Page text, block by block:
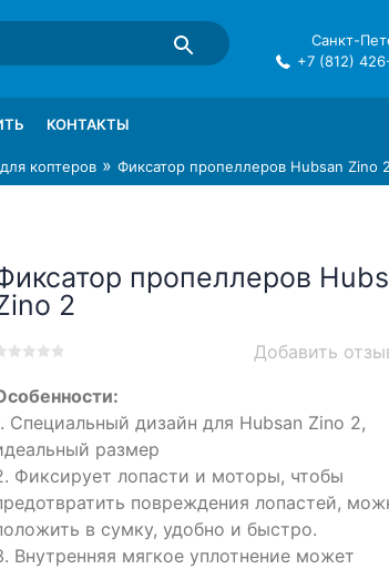
Санкт-
+7 (812)
КОНТАКТЫ
коптеров » Фиксатор пропеллеров Hubsan Zino
пропеллеров
2
Добавить
Специальный дизайн для Hubsan Zino 2,
размер
Фиксирует лопасти и моторы, чтобы
повреждения лопастей,
в сумку, удобно и быстро.
Внутренняя мягкое уплотнение может